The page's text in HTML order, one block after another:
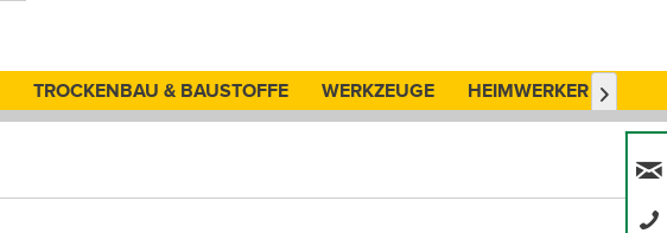
TROCKENBAU & BAUSTOFFE WERKZEUGE HEIMWERKER 